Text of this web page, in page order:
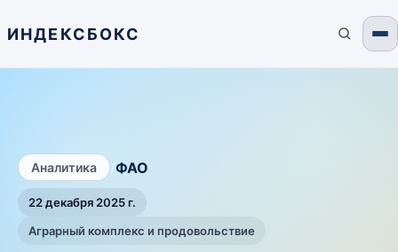
ИНДЕКСБОКС
Аналитика ФАО
22 декабря 2025 г.
Аграрный комплекс и продовольствие